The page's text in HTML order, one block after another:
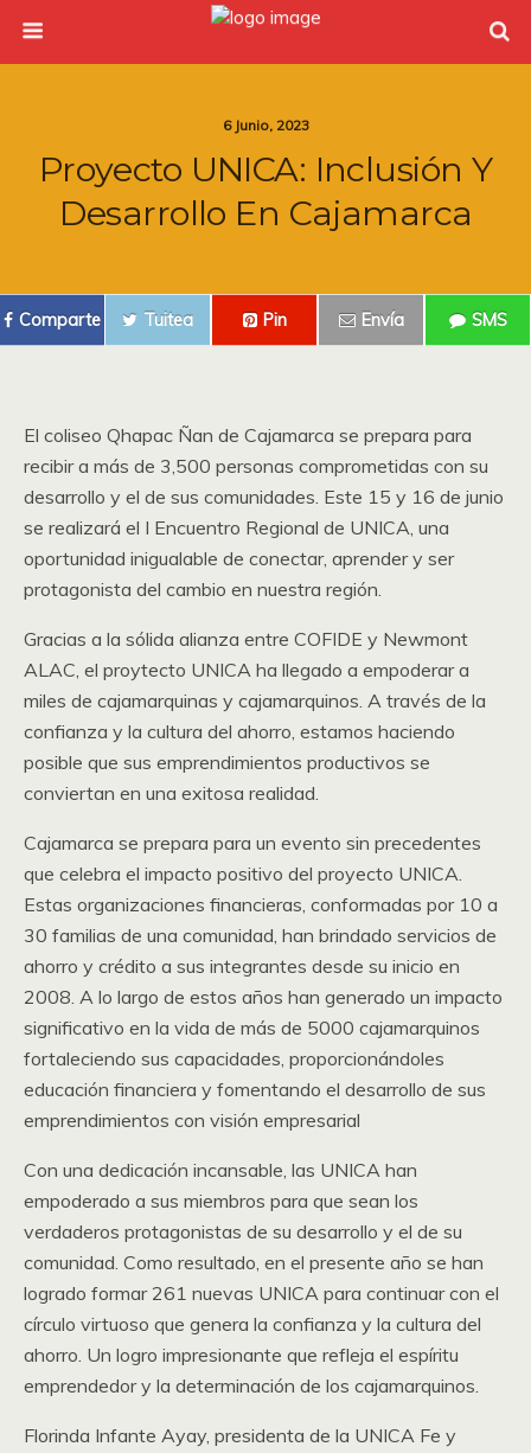
6 Junio, 2023
Proyecto UNICA: Inclusión Y
Desarrollo En Cajamarca
Comparte Tuitea Pin Envía SMS
El coliseo Qhapac Ñan de Cajamarca se prepara para
recibir a más de 3,500 personas comprometidas con su
desarrollo y el de sus comunidades. Este 15 y 16 de junio
se realizará el I Encuentro Regional de UNICA, una
oportunidad inigualable de conectar, aprender y ser
protagonista del cambio en nuestra región.
Gracias a la sólida alianza entre COFIDE y Newmont
ALAC, el proytecto UNICA ha llegado a empoderar a
miles de cajamarquinas y cajamarquinos. A través de la
confianza y la cultura del ahorro, estamos haciendo
posible que sus emprendimientos productivos se
conviertan en una exitosa realidad.
Cajamarca se prepara para un evento sin precedentes
que celebra el impacto positivo del proyecto UNICA.
Estas organizaciones financieras, conformadas por 10 a
30 familias de una comunidad, han brindado servicios de
ahorro y crédito a sus integrantes desde su inicio en
2008. A lo largo de estos años han generado un impacto
significativo en la vida de más de 5000 cajamarquinos
fortaleciendo sus capacidades, proporcionándoles
educación financiera y fomentando el desarrollo de sus
emprendimientos con visión empresarial
Con una dedicación incansable, las UNICA han
empoderado a sus miembros para que sean los
verdaderos protagonistas de su desarrollo y el de su
comunidad. Como resultado, en el presente año se han
logrado formar 261 nuevas UNICA para continuar con el
círculo virtuoso que genera la confianza y la cultura del
ahorro. Un logro impresionante que refleja el espíritu
emprendedor y la determinación de los cajamarquinos.
Florinda Infante Ayay, presidenta de la UNICA Fe y